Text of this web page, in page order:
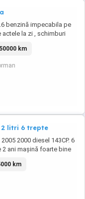
benzină impecabila pe
la zi , schimburi
se pot verifica.
km
2 litri 6 trepte
2000 diesel 143CP. 6
ani mașină foarte bine
km